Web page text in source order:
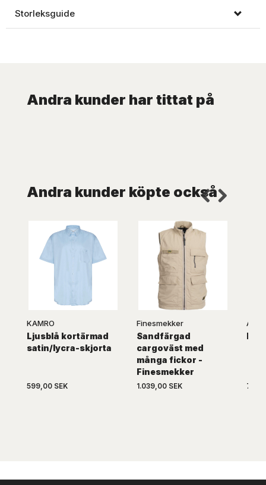
Storleksguide
Andra kunder har tittat på
Andra kunder köpte också
KAMRO
Ljusblå kortärmad
satin/lycra-skjorta
599,00 SEK
Finesmekker
Sandfärgad
cargoväst med
många fickor -
Finesmekker
1.039,00 SEK